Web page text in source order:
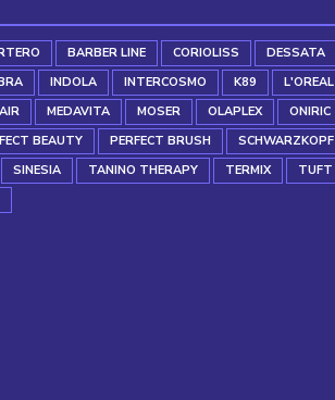
BARBER LINE CORIOLISS DESSATA
INDOLA INTERCOSMO K89
L'OREAL
MEDAVITA MOSER OLAPLEX
ONIRIC
BEAUTY PERFECT BRUSH
SCHWARZKOPF
SINESIA TANINO THERAPY TERMIX TUFT